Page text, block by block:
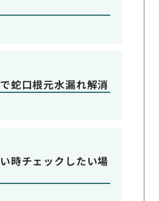
蛇口根元水漏れ解消
時チェックしたい場